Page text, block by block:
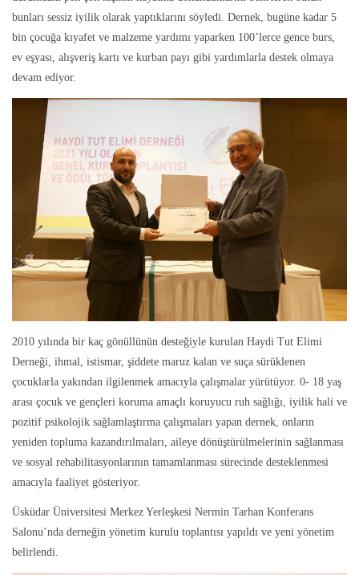
bunları sessiz iyilik olarak yaptıklarını söyledi. Dernek, bugüne kadar 5
bin çocuğa kıyafet ve malzeme yardımı yaparken 100’lerce gence burs,
ev eşyası, alışveriş kartı ve kurban payı gibi yardımlarla destek olmaya
devam ediyor.
2010 yılında bir kaç gönüllünün desteğiyle kurulan Haydi Tut Elimi
Derneği, ihmal, istismar, şiddete maruz kalan ve suça sürüklenen
çocuklarla yakından ilgilenmek amacıyla çalışmalar yürütüyor. 0- 18 yaş
arası çocuk ve gençleri koruma amaçlı koruyucu ruh sağlığı, iyilik hali ve
pozitif psikolojik sağlamlaştırma çalışmaları yapan dernek, onların
yeniden topluma kazandırılmaları, aileye dönüştürülmelerinin sağlanması
ve sosyal rehabilitasyonlarının tamamlanması sürecinde desteklenmesi
amacıyla faaliyet gösteriyor.
Üsküdar Üniversitesi Merkez Yerleşkesi Nermin Tarhan Konferans
Salonu’nda derneğin yönetim kurulu toplantısı yapıldı ve yeni yönetim
belirlendi.